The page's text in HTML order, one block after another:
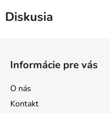
Diskusia
Informácie pre vás
O nás
Kontakt